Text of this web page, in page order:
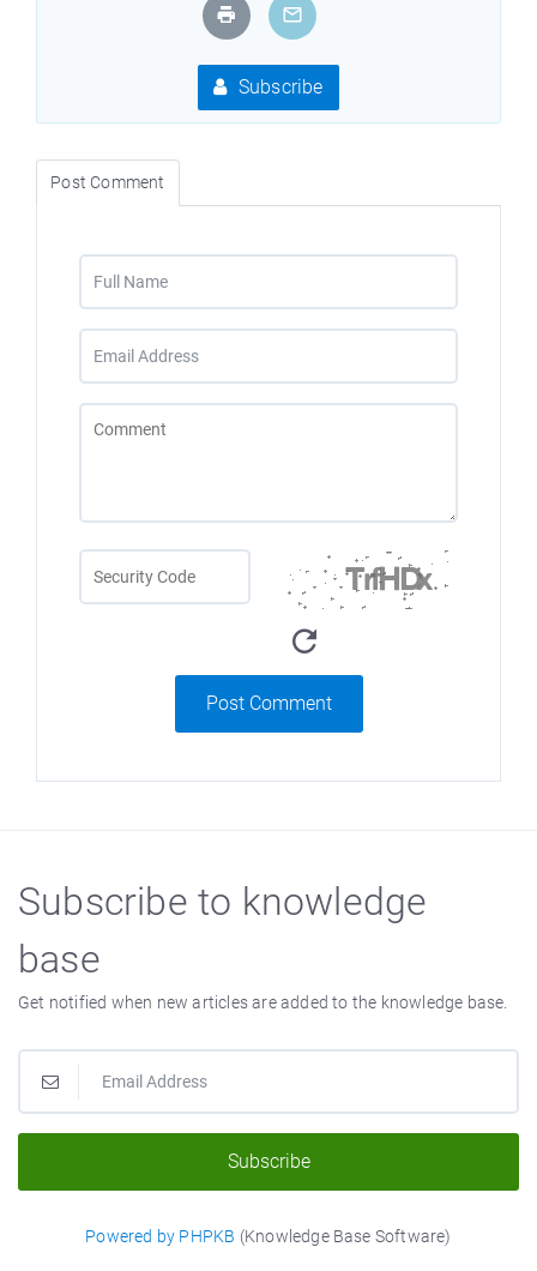
Subscribe
Post Comment
Post Comment
Subscribe to knowledge
base
Get notified when new articles are added to the knowledge base.
Subscribe
Powered by PHPKB (Knowledge Base Software)